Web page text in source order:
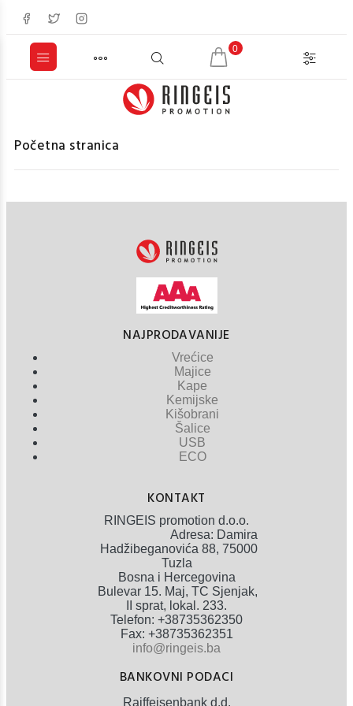
0
Početna stranica
NAJPRODAVANIJE
Vrećice
Majice
Kape
Kemijske
Kišobrani
Šalice
USB
ECO
KONTAKT
RINGEIS promotion d.o.o.
Adresa: Damira
Hadžibeganovića 88, 75000
Tuzla
Bosna i Hercegovina
Bulevar 15. Maj, TC Sjenjak,
II sprat, lokal. 233.
Telefon: +38735362350
Fax: +38735362351
info@ringeis.ba
BANKOVNI PODACI
Raiffeisenbank d.d.